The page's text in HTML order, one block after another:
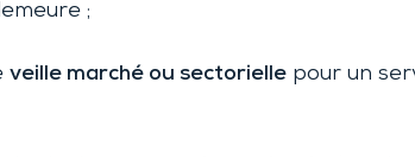
;
veille marché ou sectorielle pour un